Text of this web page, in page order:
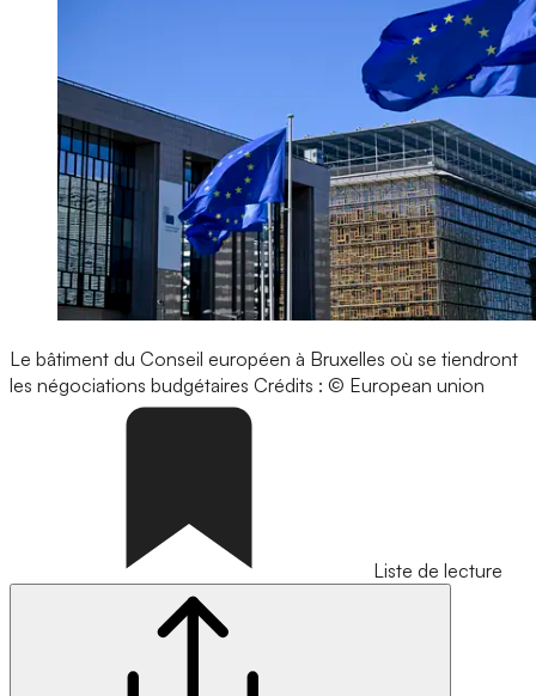
Le bâtiment du Conseil européen à Bruxelles où se tiendront
les négociations budgétaires Crédits : © European union
Liste de lecture